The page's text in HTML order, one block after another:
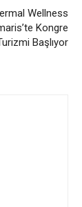
Wellness
Kongre
Başlıyor